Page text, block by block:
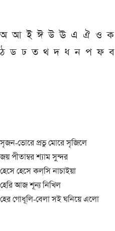
অ আ ই ঈ উ ঊ এ ঐ ও ক
ঠ ড ঢ ত থ দ ধ ন প ফ ব
সৃজন-ভোরে প্রভু মোরে সৃজিলে
জয় পীতাম্বর শ্যাম সুন্দর
হেসে হেসে কল্‌সি নাচাইয়া
হেরি আজ শূন্য নিখিল
হের গোধূলি-বেলা সই ঘনিয়ে এলো